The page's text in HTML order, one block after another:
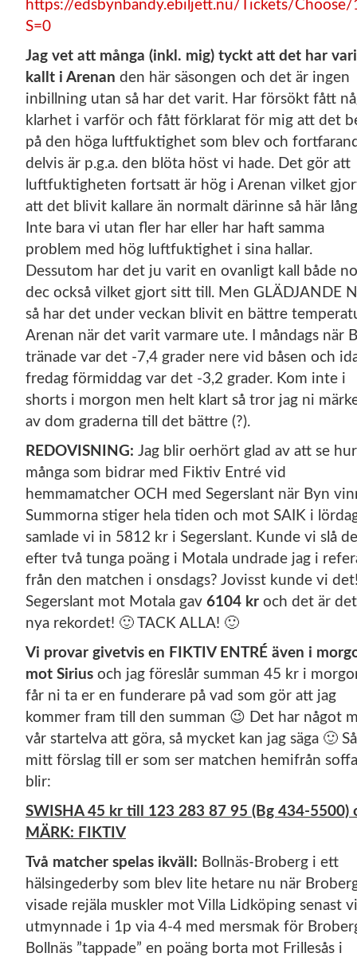
https://edsbynbandy.ebiljett.nu/Tickets/Choose/
S=0
Jag vet att många (inkl. mig) tyckt att det har
kallt i Arenan den här säsongen och det är ingen
inbillning utan så har det varit. Har försökt fått
klarhet i varför och fått förklarat för mig att det
på den höga luftfuktighet som blev och
delvis är p.g.a. den blöta höst vi hade. Det gör att
luftfuktigheten fortsatt är hög i Arenan vilket
att det blivit kallare än normalt därinne så här
Inte bara vi utan fler har eller har haft samma
problem med hög luftfuktighet i sina hallar.
Dessutom har det ju varit en ovanligt kall både
dec också vilket gjort sitt till. Men GLÄDJANDE
så har det under veckan blivit en bättre
Arenan när det varit varmare ute. I måndags när
tränade var det -7,4 grader nere vid båsen och
fredag förmiddag var det -3,2 grader. Kom inte i
shorts i morgon men helt klart så tror jag ni
av dom graderna till det bättre (?).
REDOVISNING: Jag blir oerhört glad av att se hur
många som bidrar med Fiktiv Entré vid
hemmamatcher OCH med Segerslant när Byn
Summorna stiger hela tiden och mot SAIK i
samlade vi in 5812 kr i Segerslant. Kunde vi slå
efter två tunga poäng i Motala undrade jag i
från den matchen i onsdags? Jovisst kunde vi
Segerslant mot Motala gav 6104 kr och det är det
nya rekordet! 🙂 TACK ALLA! 🙂
Vi provar givetvis en FIKTIV ENTRÉ även i
mot Sirius och jag föreslår summan 45 kr i
får ni ta er en funderare på vad som gör att jag
kommer fram till den summan 😉 Det har något
vår startelva att göra, så mycket kan jag säga 🙂 Så
mitt förslag till er som ser matchen hemifrån
blir:
SWISHA 45 kr till 123 283 87 95 (Bg 434-5500)
MÄRK: FIKTIV
Två matcher spelas ikväll: Bollnäs-Broberg i ett
hälsingederby som blev lite hetare nu när
visade rejäla muskler mot Villa Lidköping senast
utmynnade i 1p via 4-4 med mersmak för
Bollnäs ”tappade” en poäng borta mot Frillesås i